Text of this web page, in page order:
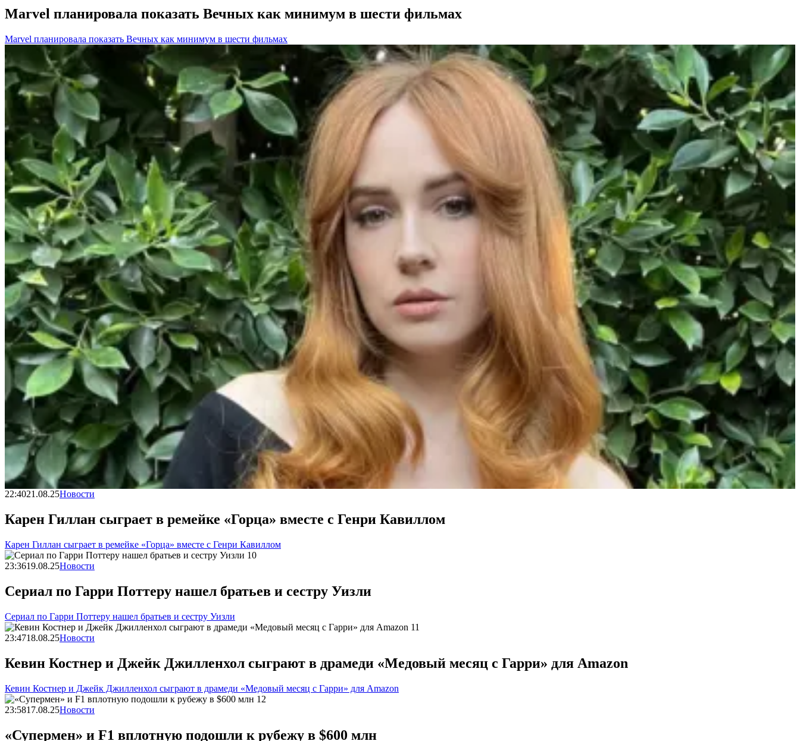
Marvel планировала показать Вечных как минимум в шести фильмах
Marvel планировала показать Вечных как минимум в шести фильмах
22:4021.08.25Новости
Карен Гиллан сыграет в ремейке «Горца» вместе с Генри Кавиллом
Карен Гиллан сыграет в ремейке «Горца» вместе с Генри Кавиллом
23:3619.08.25Новости
Сериал по Гарри Поттеру нашел братьев и сестру Уизли
Сериал по Гарри Поттеру нашел братьев и сестру Уизли
23:4718.08.25Новости
Кевин Костнер и Джейк Джилленхол сыграют в драмеди «Медовый месяц с Гарри» для Amazon
Кевин Костнер и Джейк Джилленхол сыграют в драмеди «Медовый месяц с Гарри» для Amazon
23:5817.08.25Новости
«Супермен» и F1 вплотную подошли к рубежу в $600 млн